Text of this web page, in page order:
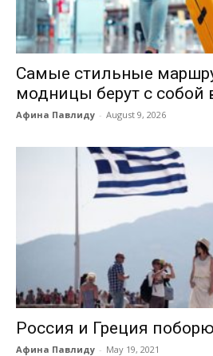
Самые стильные
модницы берут с собой
Афина Павлиду - August 9, 2026
Россия и Греция
Афина Павлиду - May 19, 2021